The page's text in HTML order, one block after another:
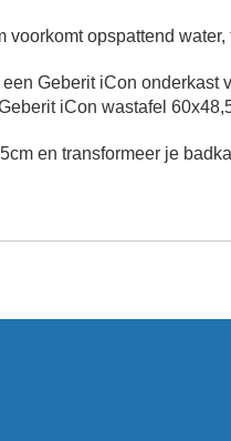
voorkomt opspattend
Geberit iCon onderkast
iCon wastafel
en transformeer je